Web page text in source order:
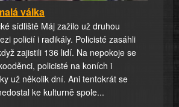
válka
sídliště Máj zažilo už druhou
policií i radikály. Policisté zasáhli
zajistili 136 lidí. Na nepokoje se
policisté na koních i
už několik dní. Ani tentokrát se
ke kulturně spole...